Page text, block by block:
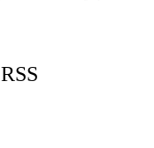
: راهنمای RSS